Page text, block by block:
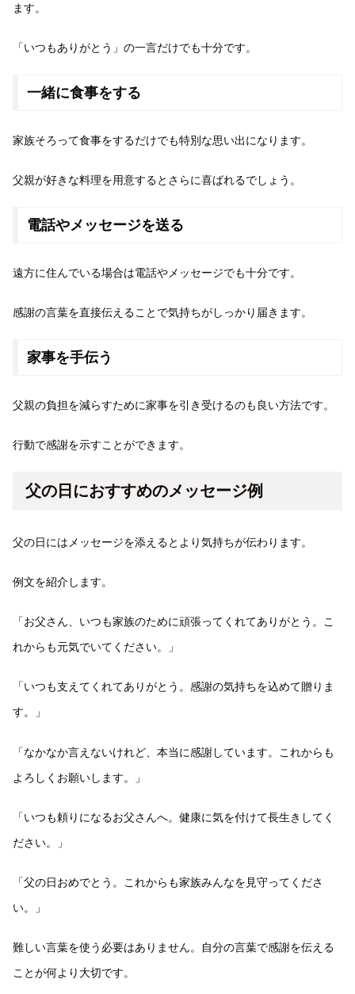
ます。
「いつもありがとう」の一言だけでも十分です。
一緒に食事をする
家族そろって食事をするだけでも特別な思い出になります。
父親が好きな料理を用意するとさらに喜ばれるでしょう。
電話やメッセージを送る
遠方に住んでいる場合は電話やメッセージでも十分です。
感謝の言葉を直接伝えることで気持ちがしっかり届きます。
家事を手伝う
父親の負担を減らすために家事を引き受けるのも良い方法です。
行動で感謝を示すことができます。
父の日におすすめのメッセージ例
父の日にはメッセージを添えるとより気持ちが伝わります。
例文を紹介します。
「お父さん、いつも家族のために頑張ってくれてありがとう。こ
れからも元気でいてください。」
「いつも支えてくれてありがとう。感謝の気持ちを込めて贈りま
す。」
「なかなか言えないけれど、本当に感謝しています。これからも
よろしくお願いします。」
「いつも頼りになるお父さんへ。健康に気を付けて長生きしてく
ださい。」
「父の日おめでとう。これからも家族みんなを見守ってくださ
い。」
難しい言葉を使う必要はありません。自分の言葉で感謝を伝える
ことが何より大切です。